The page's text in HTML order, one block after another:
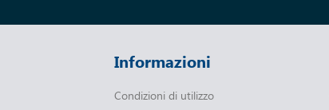
Informazioni
Condizioni di utilizzo